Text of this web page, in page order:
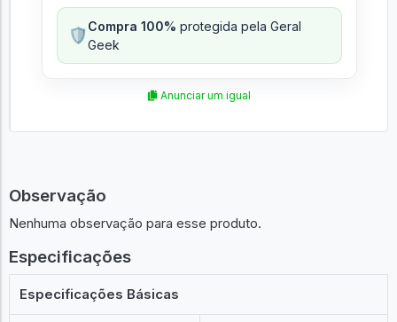
🛡️Compra 100% protegida pela Geral
Geek
Anunciar um igual
Observação
Nenhuma observação para esse produto.
Especificações
Especificações Básicas